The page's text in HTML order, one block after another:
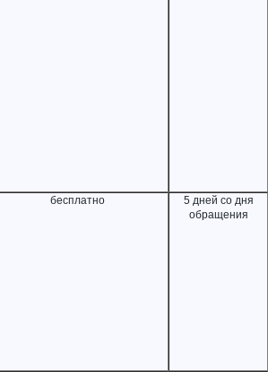
бесплатно
5 дней со дня
обращения